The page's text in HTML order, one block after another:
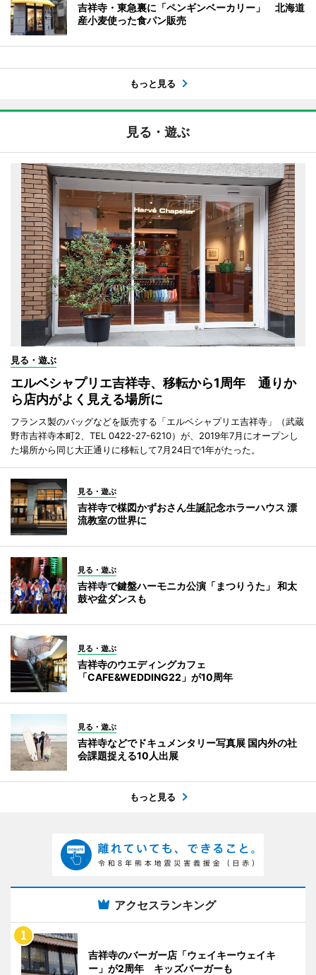
吉祥寺・東急裏に「ペンギンベーカリー」 北海道
産小麦使った食パン販売
もっと見る
見る・遊ぶ
見る・遊ぶ
エルベシャプリエ吉祥寺、移転から1周年 通りか
ら店内がよく見える場所に
フランス製のバッグなどを販売する「エルベシャプリエ吉祥寺」（武蔵
野市吉祥寺本町2、TEL 0422-27-6210）が、2019年7月にオープンし
た場所から同じ大正通りに移転して7月24日で1年がたった。
見る・遊ぶ
吉祥寺で楳図かずおさん生誕記念ホラーハウス 漂
流教室の世界に
見る・遊ぶ
吉祥寺で鍵盤ハーモニカ公演「まつりうた」 和太
鼓や盆ダンスも
見る・遊ぶ
吉祥寺のウエディングカフェ
「CAFE&WEDDING22」が10周年
見る・遊ぶ
吉祥寺などでドキュメンタリー写真展 国内外の社
会課題捉える10人出展
もっと見る
アクセスランキング
吉祥寺のバーガー店「ウェイキーウェイキ
ー」が2周年 キッズバーガーも